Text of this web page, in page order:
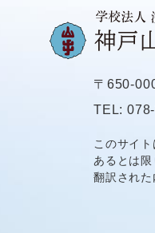
〒650-
TEL:
このサイ
あるとは限
翻訳され